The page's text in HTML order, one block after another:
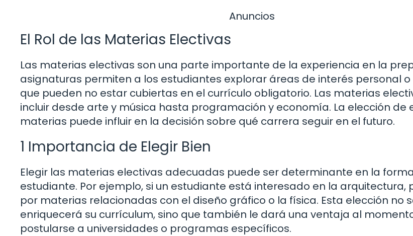
Anuncios
El Rol de las Materias Electivas
Las materias electivas son una parte importante de la experiencia en la
asignaturas permiten a los estudiantes explorar áreas de interés personal
que pueden no estar cubiertas en el currículo obligatorio. Las materias
incluir desde arte y música hasta programación y economía. La elección de
materias puede influir en la decisión sobre qué carrera seguir en el futuro.
1 Importancia de Elegir Bien
Elegir las materias electivas adecuadas puede ser determinante en la
estudiante. Por ejemplo, si un estudiante está interesado en la
por materias relacionadas con el diseño gráfico o la física. Esta elección no
enriquecerá su currículum, sino que también le dará una ventaja al
postularse a universidades o programas específicos.